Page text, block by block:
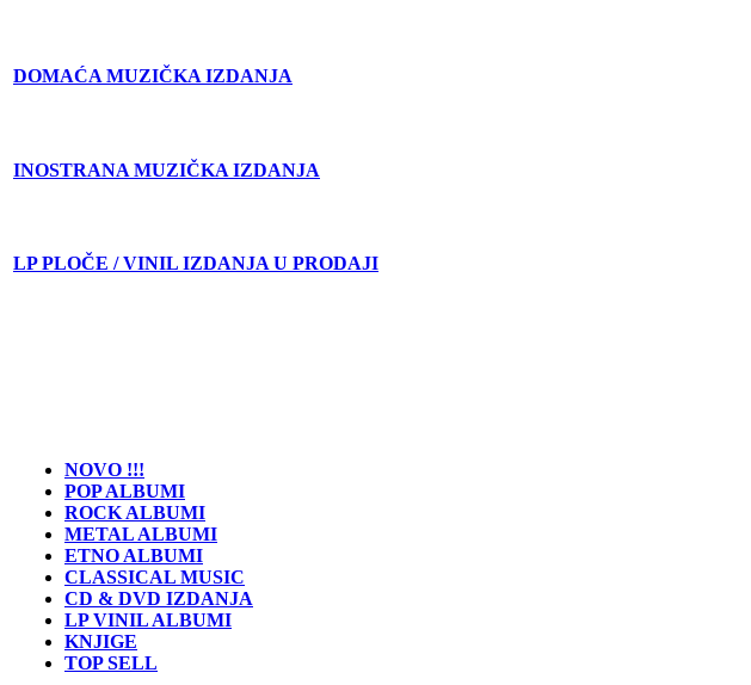
DOMAĆA MUZIČKA IZDANJA
INOSTRANA MUZIČKA IZDANJA
LP PLOČE / VINIL IZDANJA U PRODAJI
NOVO !!!
POP ALBUMI
ROCK ALBUMI
METAL ALBUMI
ETNO ALBUMI
CLASSICAL MUSIC
CD & DVD IZDANJA
LP VINIL ALBUMI
KNJIGE
TOP SELL